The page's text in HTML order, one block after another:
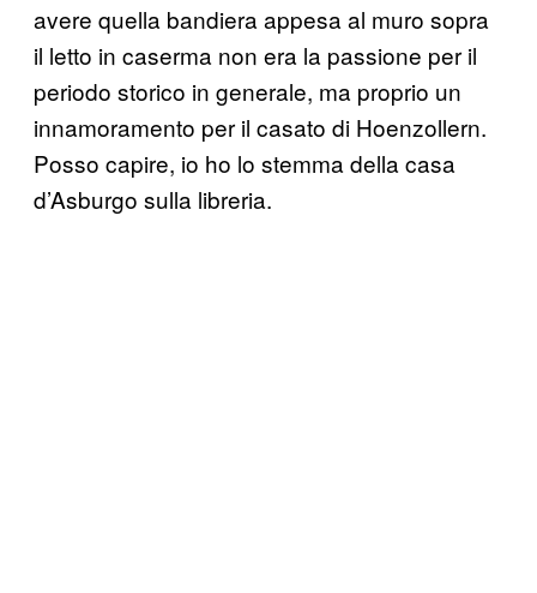
avere quella bandiera appesa al muro sopra
il letto in caserma non era la passione per il
periodo storico in generale, ma proprio un
innamoramento per il casato di Hoenzollern.
Posso capire, io ho lo stemma della casa
d’Asburgo sulla libreria.